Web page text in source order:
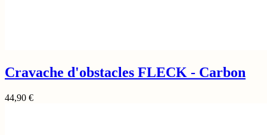
Cravache d'obstacles FLECK - Carbon
44,90 €